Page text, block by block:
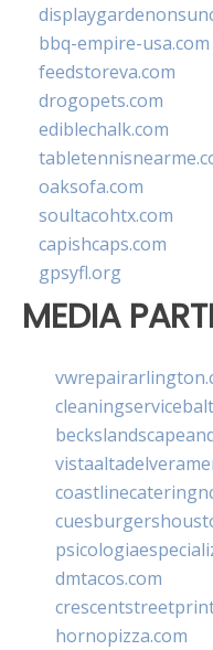
bbq-empire-usa.com
feedstoreva.com
drogopets.com
ediblechalk.com
oaksofa.com
soultacohtx.com
capishcaps.com
gpsyfl.org
MEDIA
dmtacos.com
hornopizza.com